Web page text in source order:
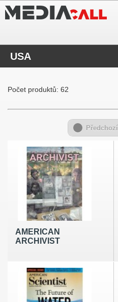
USA
Počet produktů: 62
Předchozí
AMERICAN
ARCHIVIST